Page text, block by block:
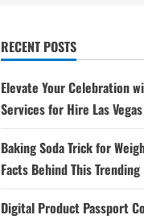
RECENT POSTS
Elevate Your Celebration
Services for Hire Las Vegas
Baking Soda Trick for
Facts Behind This
Digital Product Passport